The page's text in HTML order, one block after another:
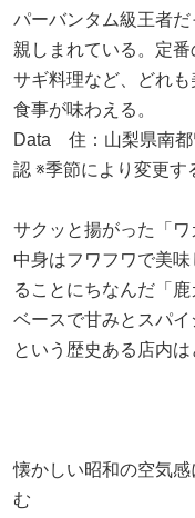
パーバンタム級王者
親しまれている。定
サギ料理など、どれ
食事が味わえる。
Data 住：山梨県南
認 ※季節により変更
サクッと揚がった「ワ
中身はフワフワで美
ることにちなんだ「
ベースで甘みとスパ
という歴史ある店内は
懐かしい昭和の空気
む